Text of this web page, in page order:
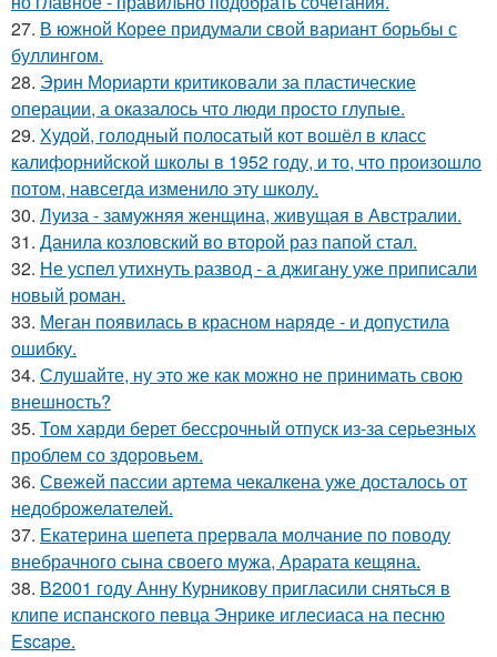
27. В южной Корее придумали свой вариант борьбы с
буллингом.
28. Эрин Мориарти критиковали за пластические
операции, а оказалось что люди просто глупые.
29. Худой, голодный полосатый кот вошёл в класс
калифорнийской школы в 1952 году, и то, что произошло
потом, навсегда изменило эту школу.
30. Луиза - замужняя женщина, живущая в Австралии.
31. Данила козловский во второй раз папой стал.
32. Не успел утихнуть развод - а джигану уже приписали
новый роман.
33. Меган появилась в красном наряде - и допустила
ошибку.
34. Слушайте, ну это же как можно не принимать свою
внешность?
35. Том харди берет бессрочный отпуск из-за серьезных
проблем со здоровьем.
36. Свежей пассии артема чекалкена уже досталось от
недоброжелателей.
37. Екатерина шепета прервала молчание по поводу
внебрачного сына своего мужа, Арарата кещяна.
38. В2001 году Анну Курникову пригласили сняться в
клипе испанского певца Энрике иглесиаса на песню
Escape.